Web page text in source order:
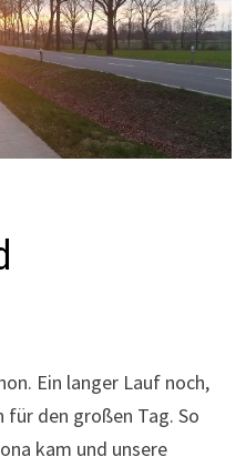
Ein langer Lauf noch,
für den großen Tag. So
kam und unsere